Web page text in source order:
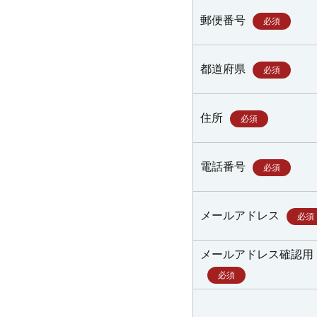
郵便番号 必須
都道府県 必須
住所 必須
電話番号 必須
メールアドレス 必須
メールアドレス確認用
必須